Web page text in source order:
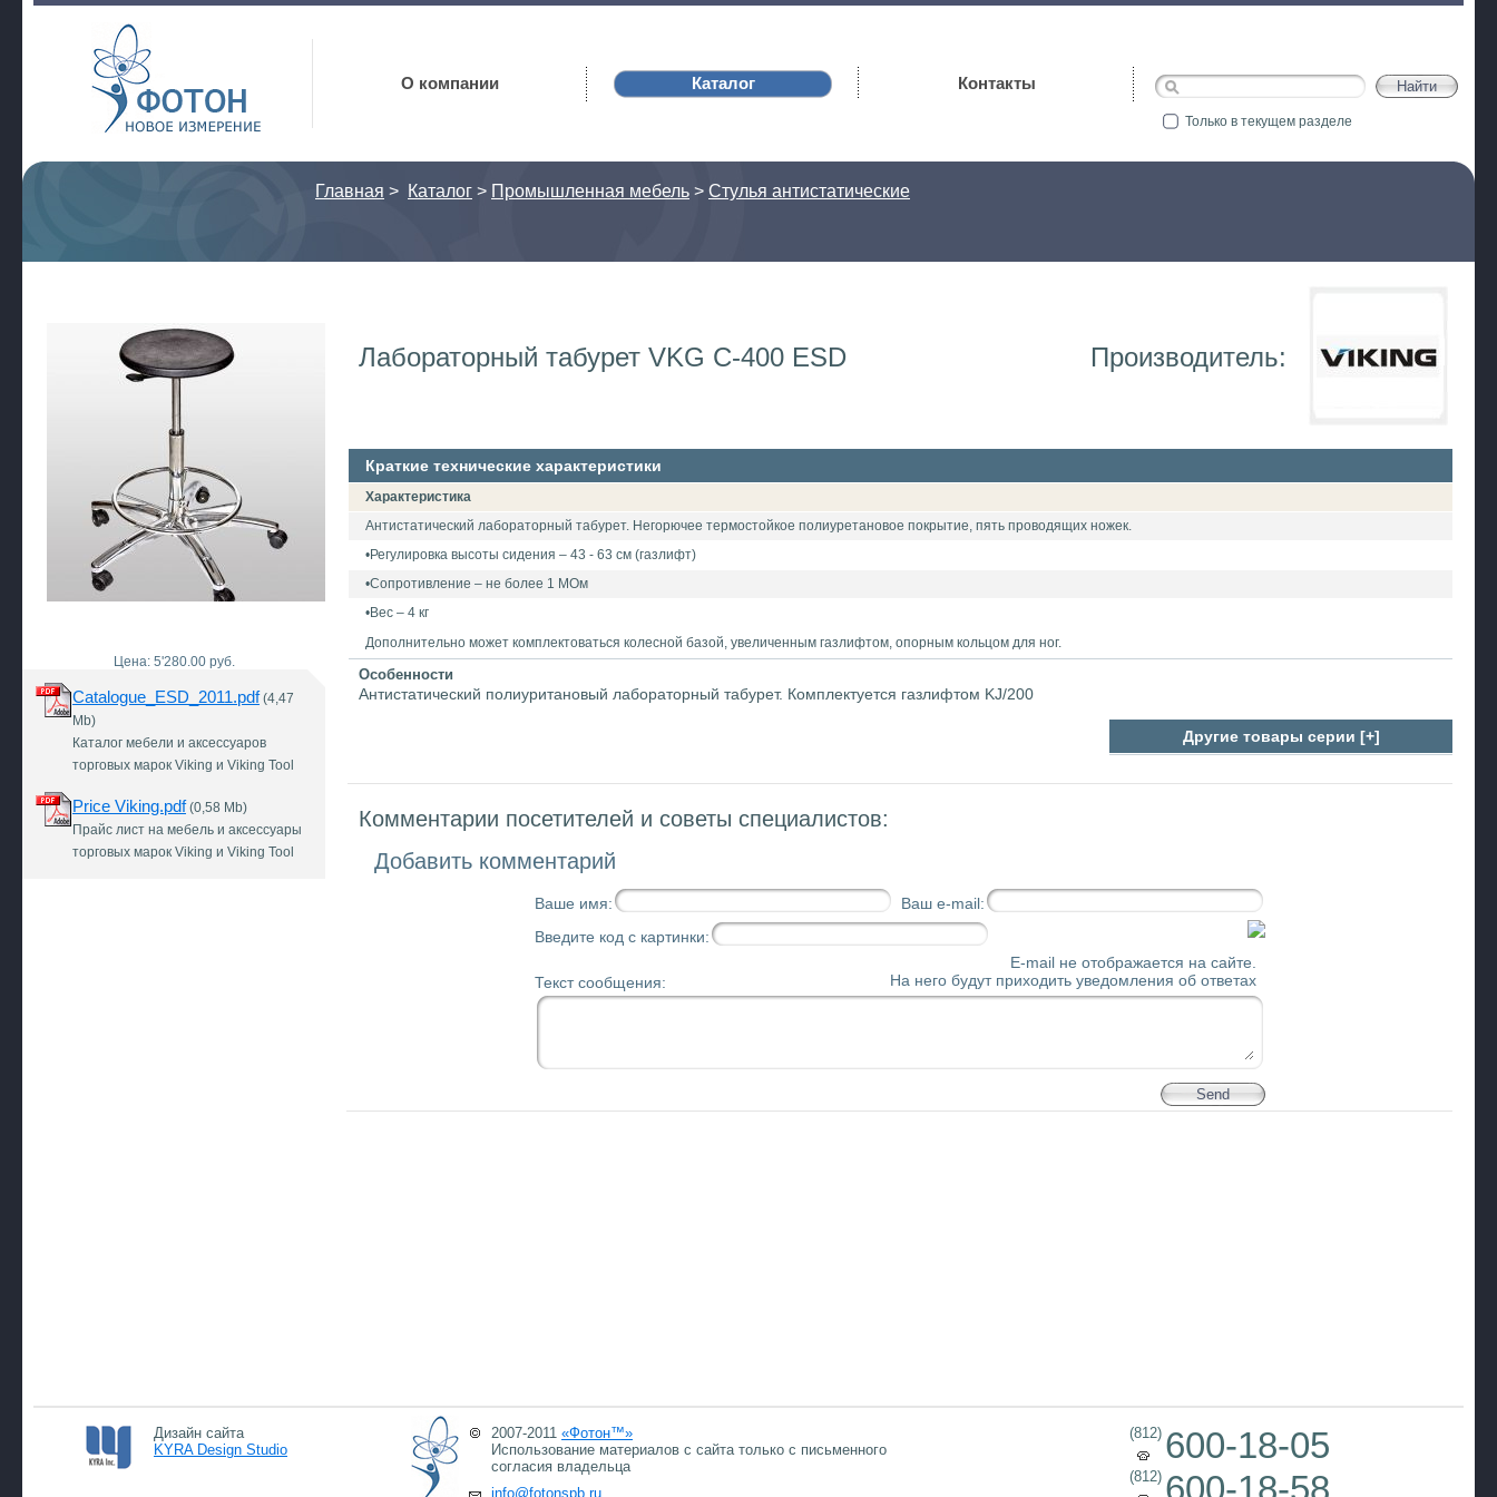
Фотон
О компании Каталог Контакты
Только в текущем разделе
Главная > Каталог > Промышленная мебель > Стулья антистатические
Цена: 5'280.00 руб.
Catalogue_ESD_2011.pdf(4,47
Mb)
Каталог мебели и аксессуаров
торговых марок Viking и Viking Tool
Price Viking.pdf(0,58 Mb)
Прайс лист на мебель и аксессуары
торговых марок Viking и Viking Tool
Лабораторный табурет VKG C-400 ESD Производитель:
Краткие технические характеристики
Характеристика
Антистатический лабораторный табурет. Негорючее термостойкое полиуретановое покрытие, пять проводящих ножек.
•Регулировка высоты сидения – 43 - 63 см (газлифт)
•Сопротивление – не более 1 МОм
•Вес – 4 кг
Дополнительно может комплектоваться колесной базой, увеличенным газлифтом, опорным кольцом для ног.
Особенности
Антистатический полиуритановый лабораторный табурет. Комплектуется газлифтом KJ/200
Другие товары серии [+]
Комментарии посетителей и советы специалистов:
Добавить комментарий
Ваше имя:
Ваш e-mail:
Введите код с картинки:
Текст сообщения:
E-mail не отображается на сайте.
На него будут приходить уведомления об ответах
Дизайн сайта
KYRA Design Studio
2007-2011 «Фотон™»
Использование материалов с сайта только с письменного
согласия владельца
info@fotonspb.ru
(812) 600-18-05
(812) 600-18-58